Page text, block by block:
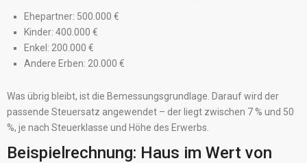
Ehepartner: 500.000 €
Kinder: 400.000 €
Enkel: 200.000 €
Andere Erben: 20.000 €
Was übrig bleibt, ist die Bemessungsgrundlage. Darauf wird der
passende Steuersatz angewendet – der liegt zwischen 7 % und 50
%, je nach Steuerklasse und Höhe des Erwerbs.
Beispielrechnung: Haus im Wert von